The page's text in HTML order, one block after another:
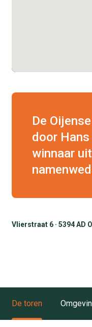
De
door
winnaar
Vlierstraat 6 · 5394 AD
De toren